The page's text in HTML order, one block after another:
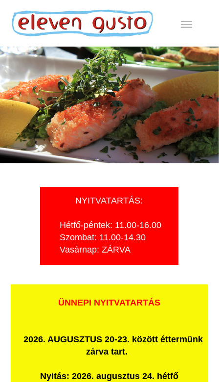
NYITVATARTÁS:
Hétfő-péntek: 11.00-16.00
Szombat: 11.00-14.30
Vasárnap: ZÁRVA
ÜNNEPI NYITVATARTÁS
2026. AUGUSZTUS 20-23. között éttermünk
zárva tart.
Nyitás: 2026. augusztus 24. hétfő